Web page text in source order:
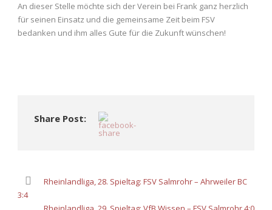
An dieser Stelle möchte sich der Verein bei Frank ganz herzlich
für seinen Einsatz und die gemeinsame Zeit beim FSV
bedanken und ihm alles Gute für die Zukunft wünschen!
Share Post:
Rheinlandliga, 28. Spieltag: FSV Salmrohr – Ahrweiler BC
3:4